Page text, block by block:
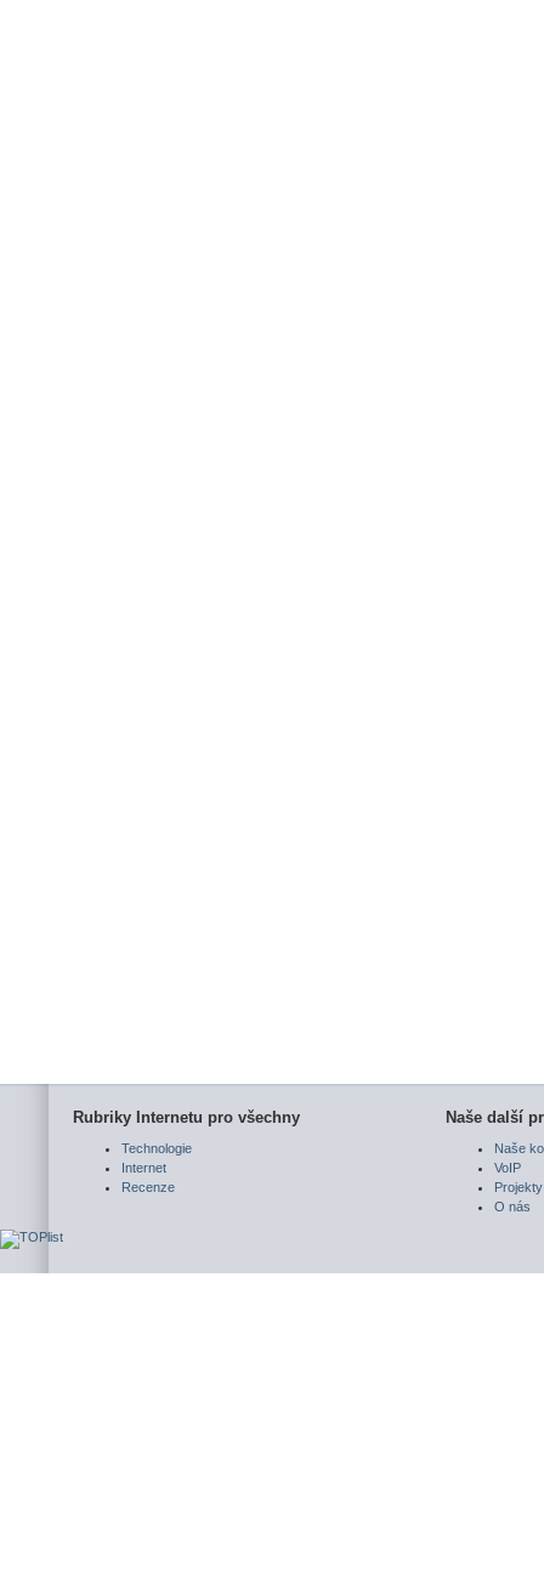
Rubriky Internetu pro všechny
Technologie
Internet
Recenze
Naše další
Naše
VoIP
Projekty
O nás